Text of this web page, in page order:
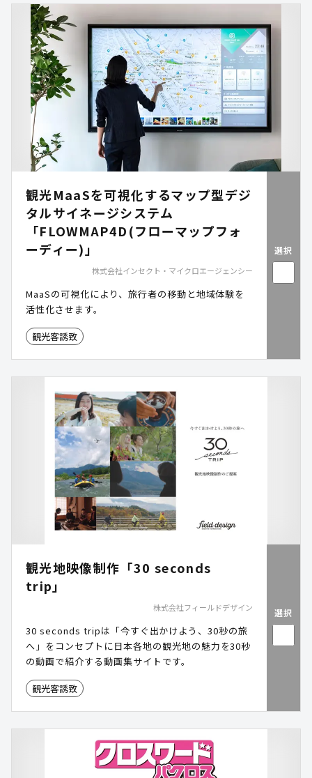
観光MaaSを可視化するマップ型デジ
タルサイネージシステム
「FLOWMAP4D(フローマップフォ
ーディー)」
株式会社インセクト・マイクロエージェンシー
MaaSの可視化により、旅行者の移動と地域体験を
活性化させます。
観光客誘致
選択
観光地映像制作「30 seconds
trip」
株式会社フィールドデザイン
30 seconds tripは「今すぐ出かけよう、30秒の旅
へ」をコンセプトに日本各地の観光地の魅力を30秒
の動画で紹介する動画集サイトです。
観光客誘致
選択